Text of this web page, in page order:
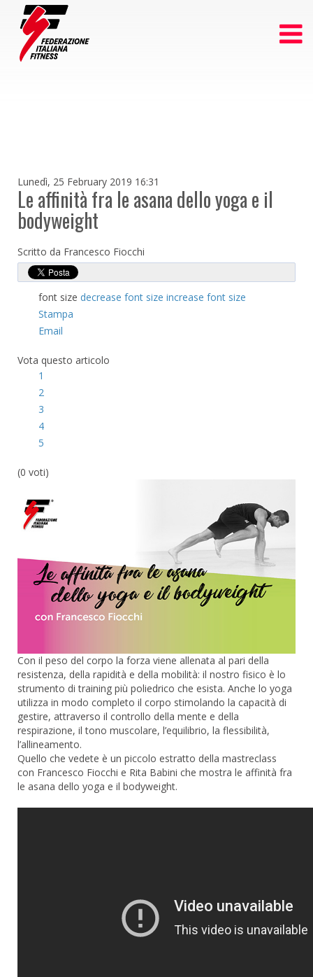
Lunedì, 25 February 2019 16:31
Le affinità fra le asana dello yoga e il
bodyweight
Scritto da Francesco Fiocchi
font size decrease font size increase font size
Stampa
Email
Vota questo articolo
1
2
3
4
5
(0 voti)
Con il peso del corpo la forza viene allenata al pari della
resistenza, della rapidità e della mobilità: il nostro fisico è lo
strumento di training più poliedrico che esista. Anche lo yoga
utilizza in modo completo il corpo stimolando la capacità di
gestire, attraverso il controllo della mente e della
respirazione, il tono muscolare, l’equilibrio, la flessibilità,
l’allineamento.
Quello che vedete è un piccolo estratto della mastreclass
con Francesco Fiocchi e Rita Babini che mostra le affinità fra
le asana dello yoga e il bodyweight.